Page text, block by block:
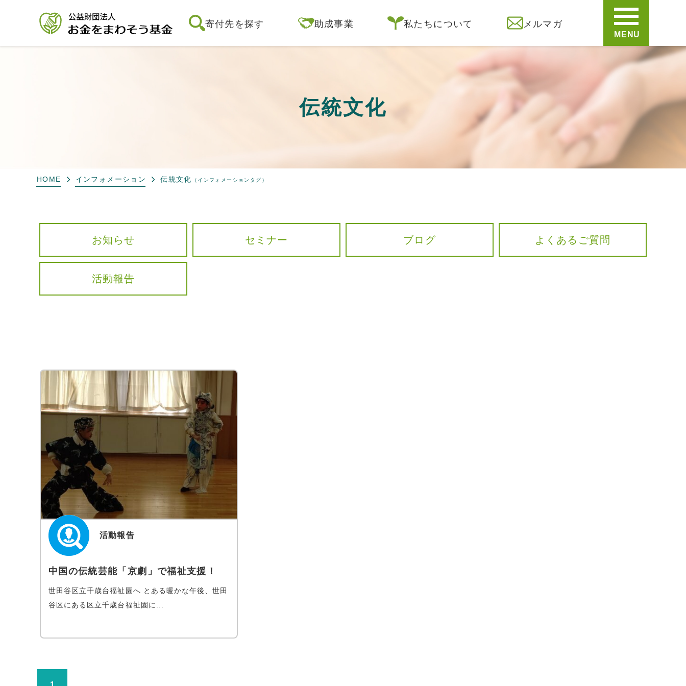
寄付先を探す 助成事業 私たちについて メルマガ
MENU
伝統文化
HOME インフォメーション 伝統文化 （インフォメーションタグ）
お知らせ セミナー ブログ よくあるご質問
活動報告
活動報告
中国の伝統芸能「京劇」で福祉支援！
世田谷区立千歳台福祉園へ とある暖かな午後、世田
谷区にある区立千歳台福祉園に...